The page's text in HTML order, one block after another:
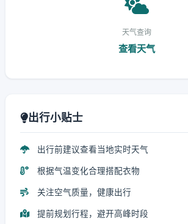
天气查询
查看天气
出行小贴士
出行前建议查看当地实时天气
根据气温变化合理搭配衣物
关注空气质量，健康出行
提前规划行程，避开高峰时段